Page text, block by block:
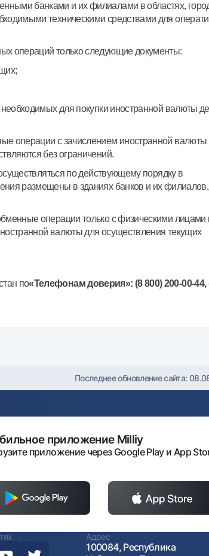
банками и их филиалами в областях,
техническими средствами для
операций только следующие документы:
для покупки иностранной валюты
операции с зачислением иностранной валюты
без ограничений.
по действующему порядку в
размещены в зданиях банков и их филиалов,
операции только с физическими лицами
валюты для осуществления текущих
по«Телефонам доверия»: (8 800) 200-00-44,
Последнее обновление сайта:
приложение Milliy
приложение через Google Play и App
Адрес
100084, Республика